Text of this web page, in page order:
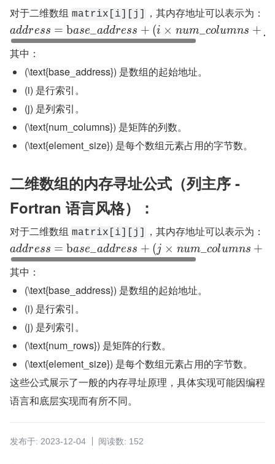
对于二维数组 matrix[i][j] ，其内存地址可以表示为：
address = base address + (i × num columns +
其中：
(\text{base_address}) 是数组的起始地址。
(i) 是行索引。
(j) 是列索引。
(\text{num_columns}) 是矩阵的列数。
(\text{element_size}) 是每个数组元素占用的字节数。
二维数组的内存寻址公式（列主序 -
Fortran 语言风格）：
对于二维数组 matrix[i][j] ，其内存地址可以表示为：
address = base address + (j × num columns +
其中：
(\text{base_address}) 是数组的起始地址。
(i) 是行索引。
(j) 是列索引。
(\text{num_rows}) 是矩阵的行数。
(\text{element_size}) 是每个数组元素占用的字节数。
这些公式展示了一般的内存寻址原理，具体实现可能因编程
语言和底层实现而有所不同。
发布于: 2023-12-04 阅读数: 152